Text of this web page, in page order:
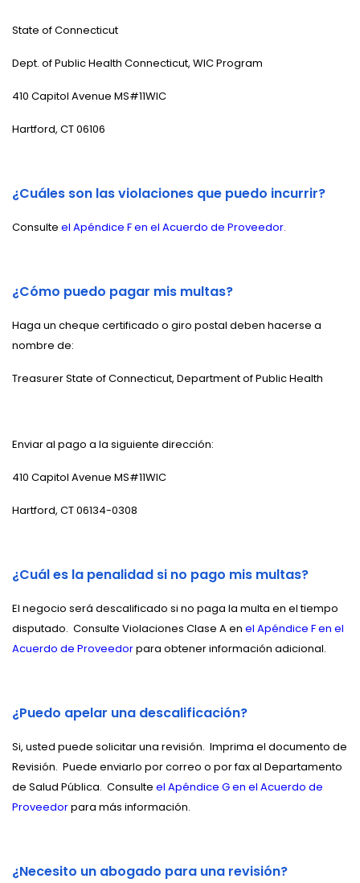
State of Connecticut
Dept. of Public Health Connecticut, WIC Program
410 Capitol Avenue MS#11WIC
Hartford, CT 06106
¿Cuáles son las violaciones que puedo incurrir?
Consulte el Apéndice F en el Acuerdo de Proveedor.
¿Cómo puedo pagar mis multas?
Haga un cheque certificado o giro postal deben hacerse a
nombre de:
Treasurer State of Connecticut, Department of Public Health
Enviar al pago a la siguiente dirección:
410 Capitol Avenue MS#11WIC
Hartford, CT 06134-0308
¿Cuál es la penalidad si no pago mis multas?
El negocio será descalificado si no paga la multa en el tiempo
disputado. Consulte Violaciones Clase A en el Apéndice F en el
Acuerdo de Proveedorpara obtener información adicional.
¿Puedo apelar una descalificación?
Si, usted puede solicitar una revisión. Imprima el documento de
Revisión. Puede enviarlo por correo o por fax al Departamento
de Salud Pública. Consulte el Apéndice G en el Acuerdo de
Proveedorpara más información.
¿Necesito un abogado para una revisión?